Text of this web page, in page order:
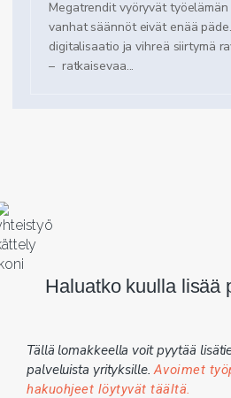
Megatrendit vyöryvät
vanhat säännöt eivät enää
digitalisaatio ja vihreä siirtymä
– ratkaisevaa...
Haluatko kuulla lisää
Tällä lomakkeella voit pyytää
palveluista yrityksille.Avoimet
hakuohjeet löytyvät täältä.